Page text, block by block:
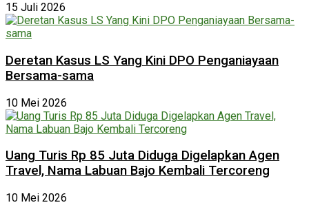
15 Juli 2026
Deretan Kasus LS Yang Kini DPO Penganiayaan
Bersama-sama
10 Mei 2026
Uang Turis Rp 85 Juta Diduga Digelapkan Agen
Travel, Nama Labuan Bajo Kembali Tercoreng
10 Mei 2026